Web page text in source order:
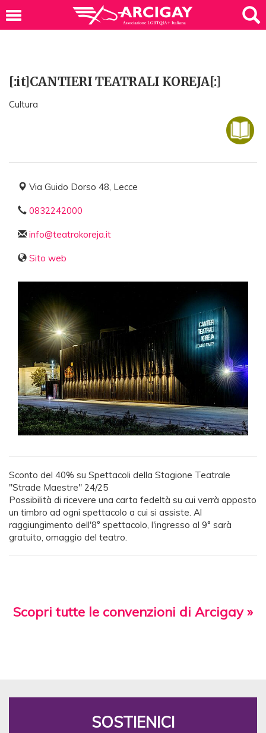
[:it]CANTIERI TEATRALI KOREJA[:]
Cultura
Via Guido Dorso 48, Lecce
0832242000
info@teatrokoreja.it
Sito web
Sconto del 40% su Spettacoli della Stagione Teatrale
"Strade Maestre" 24/25
Possibilità di ricevere una carta fedeltà su cui verrà apposto
un timbro ad ogni spettacolo a cui si assiste. Al
raggiungimento dell'8° spettacolo, l'ingresso al 9° sarà
gratuito, omaggio del teatro.
Scopri tutte le convenzioni di Arcigay »
SOSTIENICI